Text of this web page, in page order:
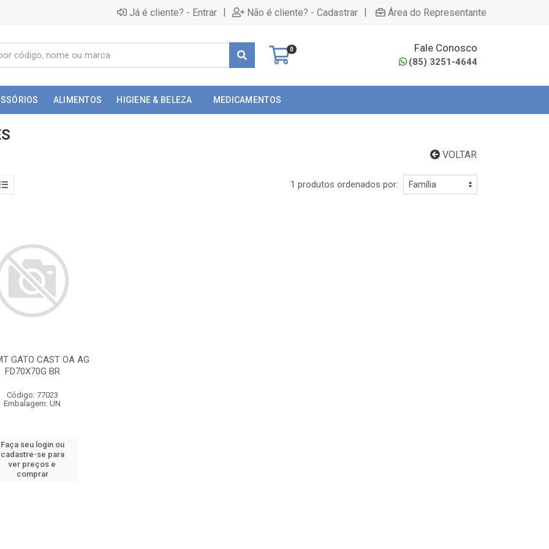
Já é cliente? - Entrar | Não é cliente? - Cadastrar | Área do Representante
0 Fale Conosco
(85) 3251-4644
ALIMENTOS HIGIENE & BELEZA MEDICAMENTOS
VOLTAR
1 produtos ordenados por:
GATO CAST OA AG
FD70X70G BR
Código: 77023
Embalagem: UN
Faça seu login ou
cadastre-se para
ver preços e
comprar